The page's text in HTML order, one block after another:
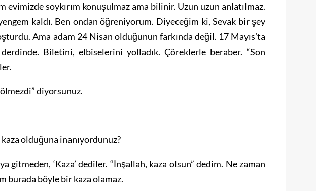
evimizde soykırım konuşulmaz ama bilinir. Uzun uzun anlatılmaz.
kaldı. Ben ondan öğreniyorum. Diyeceğim ki, Sevak bir şey
Ama adam 24 Nisan olduğunun farkında değil. 17 Mayıs’ta
Biletini, elbiselerini yolladık. Çöreklerle beraber. “Son
diyorsunuz.
olduğuna inanıyordunuz?
gitmeden, ‘Kaza’ dediler. “İnşallah, kaza olsun” dedim. Ne zaman
burada böyle bir kaza olamaz.